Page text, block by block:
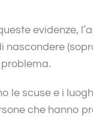
evidenze,
nascondere
le scuse e i
che hanno